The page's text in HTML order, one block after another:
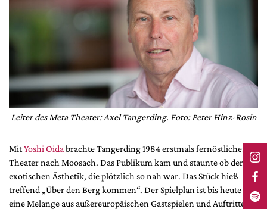
Leiter des Meta Theater: Axel Tangerding. Foto: Peter Hinz-Rosin
MitYoshi Oida brachte Tangerding 1984 erstmals fernöstliches
Theater nach Moosach. Das Publikum kam und staunte ob der
exotischen Ästhetik, die plötzlich so nah war. Das Stück hieß
treffend „Über den Berg kommen“. Der Spielplan ist bis heute
eine Melange aus außereuropäischen Gastspielen und Auftritten